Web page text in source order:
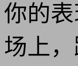
你的
场上